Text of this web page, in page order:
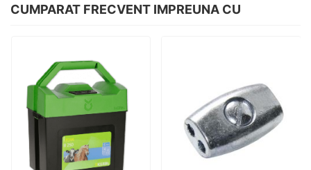
CUMPARAT FRECVENT IMPREUNA CU